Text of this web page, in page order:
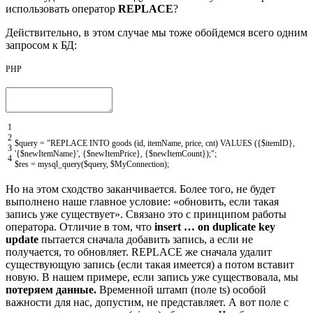
использовать оператор REPLACE?
Действительно, в этом случае мы тоже обойдемся всего одним
запросом к БД:
PHP
1
2
3
4
$query = "REPLACE INTO goods (id, itemName, price, cnt) VALUES ({$itemID},
'{$newItemName}', {$newItemPrice}, {$newItemCount});";
$res = mysql_query($query, $MyConnection);
Но на этом сходство заканчивается. Более того, не будет
выполнено наше главное условие: «обновить, если такая
запись уже существует». Связано это с принципом работы
оператора. Отличие в том, что insert … on duplicate key
update пытается сначала добавить запись, а если не
получается, то обновляет. REPLACE же сначала удалит
существующую запись (если такая имеется) а потом вставит
новую. В нашем примере, если запись уже существовала, мы
потеряем данные. Временной штамп (поле ts) особой
важности для нас, допустим, не представляет. А вот поле с